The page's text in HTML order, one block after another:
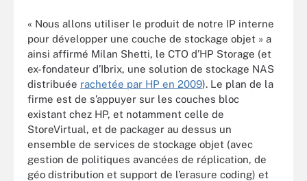
« Nous allons utiliser le produit de notre IP interne
pour développer une couche de stockage objet » a
ainsi affirmé Milan Shetti, le CTO d’HP Storage (et
ex-fondateur d’Ibrix, une solution de stockage NAS
distribuée rachetée par HP en 2009). Le plan de la
firme est de s’appuyer sur les couches bloc
existant chez HP, et notamment celle de
StoreVirtual, et de packager au dessus un
ensemble de services de stockage objet (avec
gestion de politiques avancées de réplication, de
géo distribution et support de l’erasure coding) et